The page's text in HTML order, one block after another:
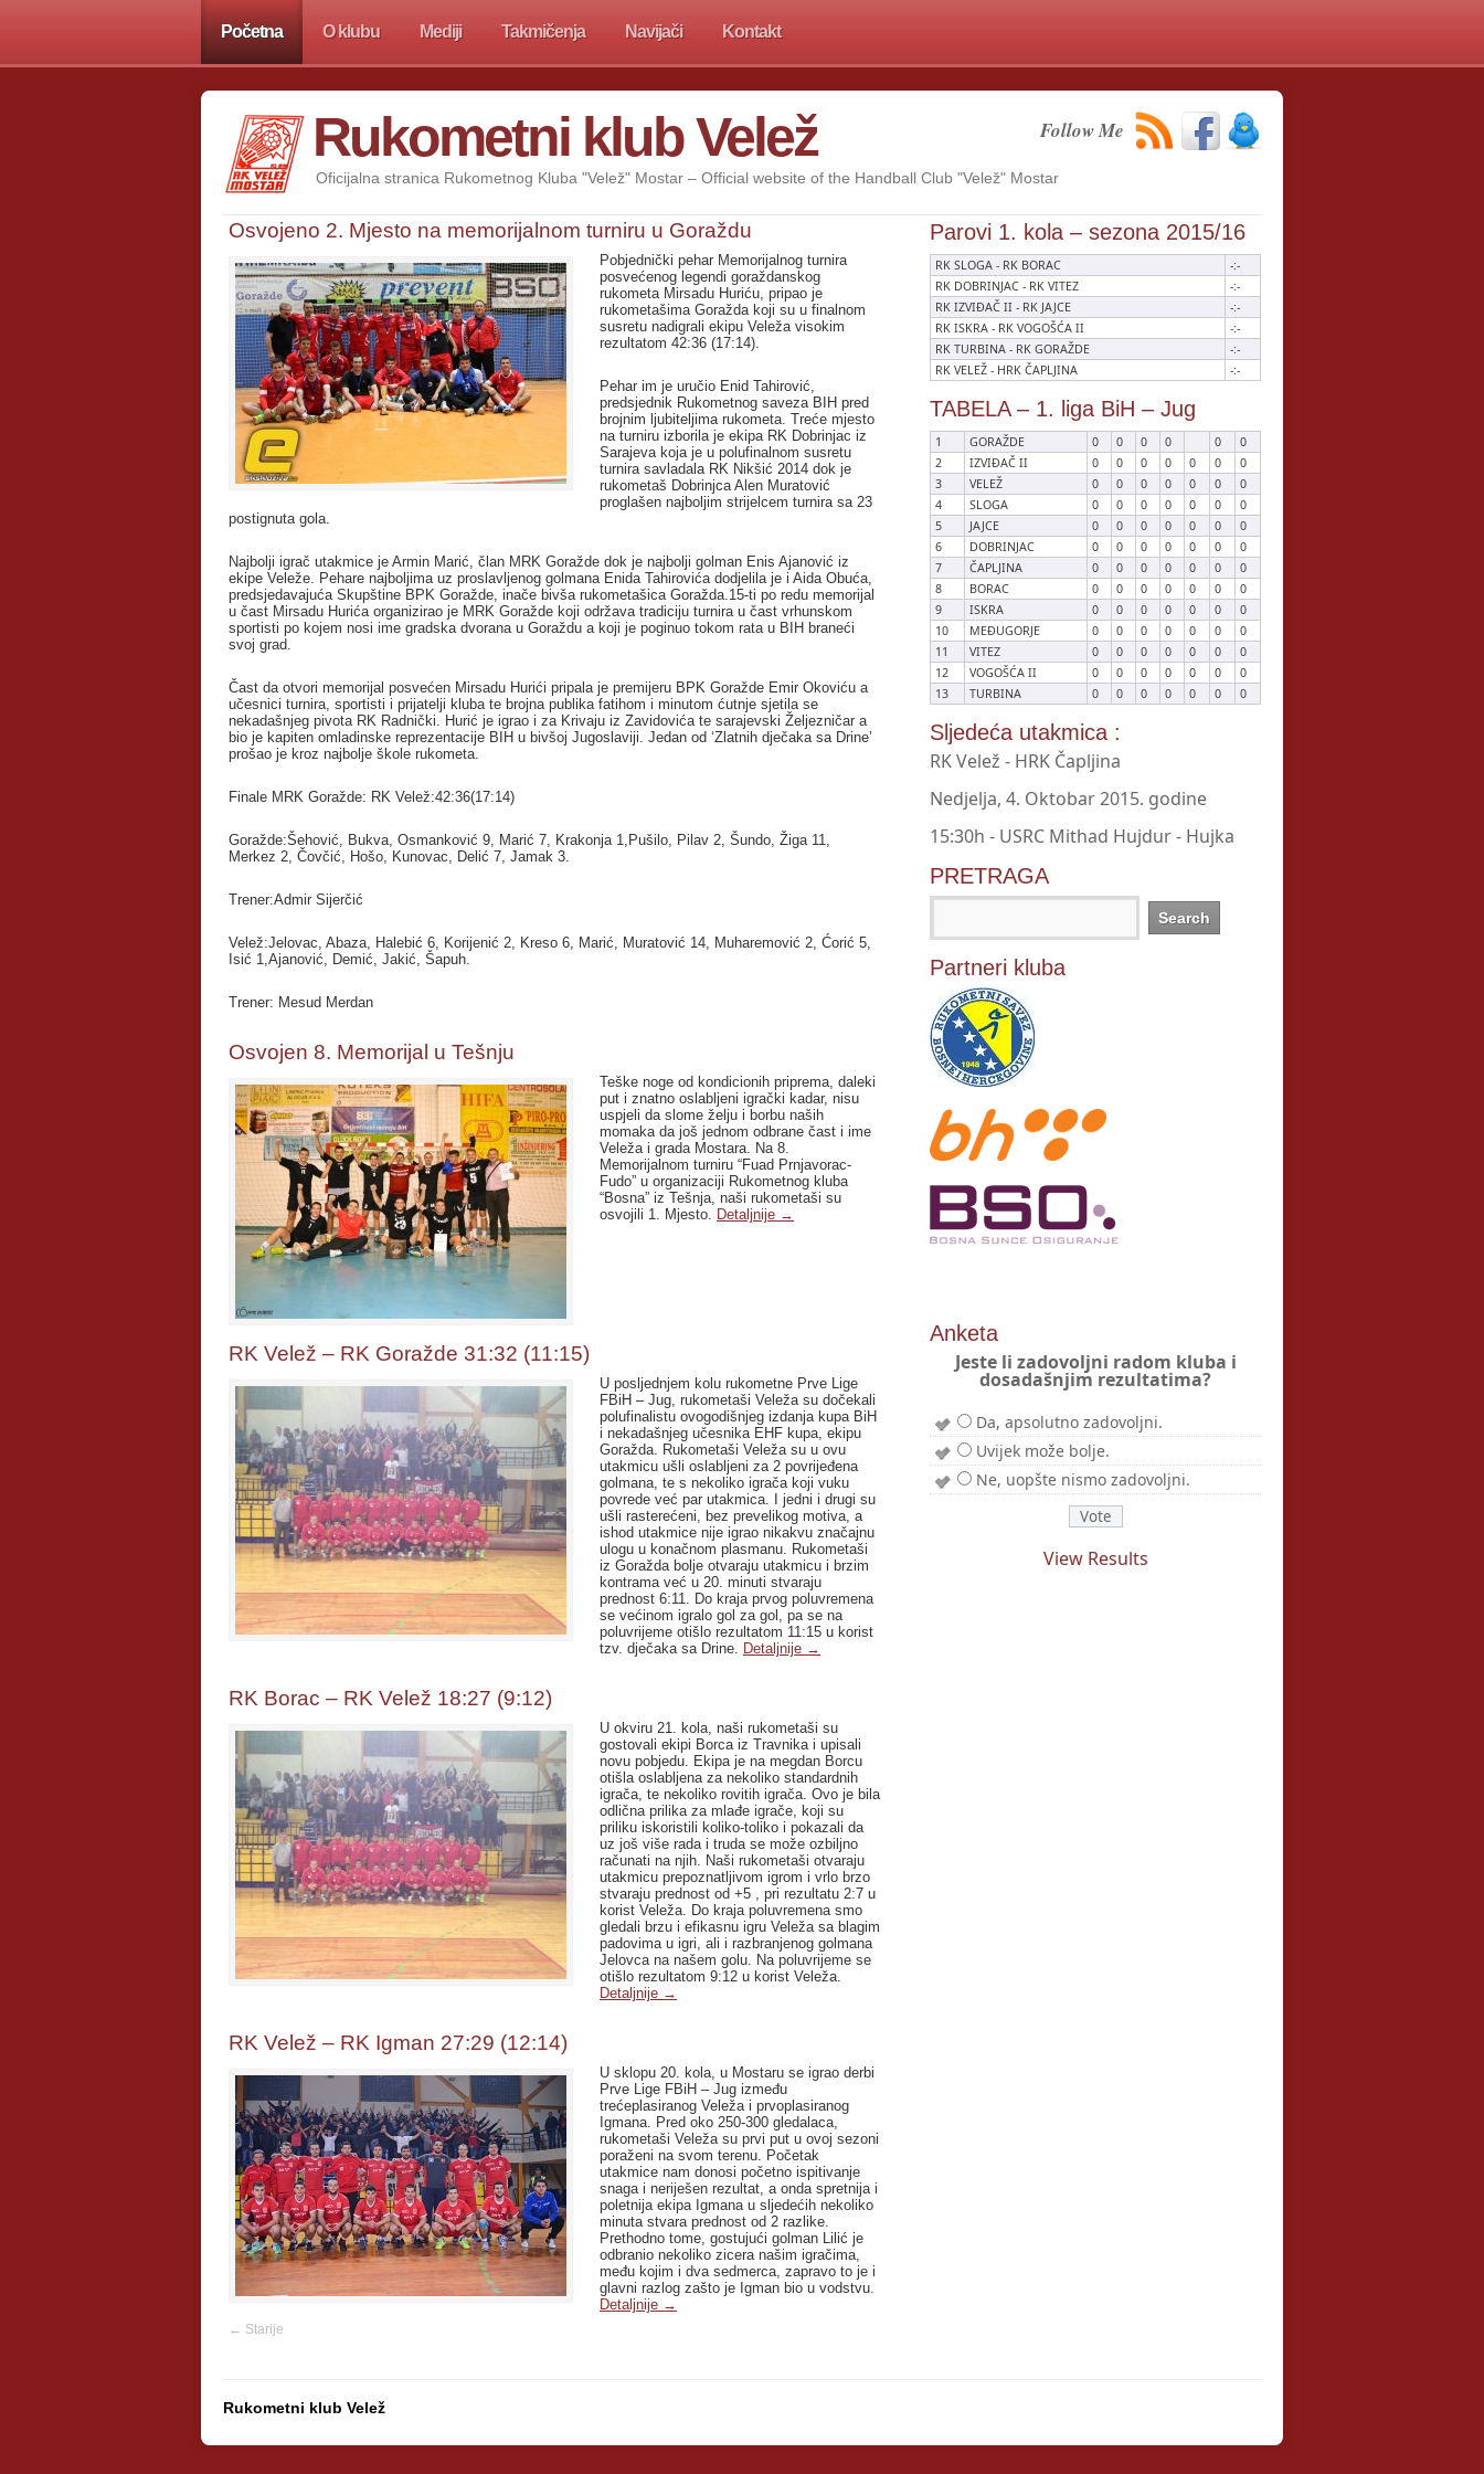
Početna O klubu Mediji Takmičenja Navijači Kontakt
Rukometni klub Velež Follow Me
Oficijalna stranica Rukometnog Kluba "Velež" Mostar – Official website of the Handball Club "Velež" Mostar
Osvojeno 2. Mjesto na memorijalnom turniru u Goraždu
Pobjednički pehar Memorijalnog turnira
posvećenog legendi goraždanskog
rukometa Mirsadu Huriću, pripao je
rukometašima Goražda koji su u finalnom
susretu nadigrali ekipu Veleža visokim
rezultatom 42:36 (17:14).
Pehar im je uručio Enid Tahirović,
predsjednik Rukometnog saveza BIH pred
brojnim ljubiteljima rukometa. Treće mjesto
na turniru izborila je ekipa RK Dobrinjac iz
Sarajeva koja je u polufinalnom susretu
turnira savladala RK Nikšić 2014 dok je
rukometaš Dobrinjca Alen Muratović
proglašen najboljim strijelcem turnira sa 23
postignuta gola.
Najbolji igrač utakmice je Armin Marić, član MRK Goražde dok je najbolji golman Enis Ajanović iz
ekipe Veleže. Pehare najboljima uz proslavljenog golmana Enida Tahirovića dodjelila je i Aida Obuća,
predsjedavajuća Skupštine BPK Goražde, inače bivša rukometašica Goražda.15-ti po redu memorijal
u čast Mirsadu Hurića organizirao je MRK Goražde koji održava tradiciju turnira u čast vrhunskom
sportisti po kojem nosi ime gradska dvorana u Goraždu a koji je poginuo tokom rata u BIH braneći
svoj grad.
Čast da otvori memorijal posvećen Mirsadu Hurići pripala je premijeru BPK Goražde Emir Okoviću a
učesnici turnira, sportisti i prijatelji kluba te brojna publika fatihom i minutom ćutnje sjetila se
nekadašnjeg pivota RK Radnički. Hurić je igrao i za Krivaju iz Zavidovića te sarajevski Željezničar a
bio je kapiten omladinske reprezentacije BIH u bivšoj Jugoslaviji. Jedan od ‘Zlatnih dječaka sa Drine’
prošao je kroz najbolje škole rukometa.
Finale MRK Goražde: RK Velež:42:36(17:14)
Goražde:Šehović, Bukva, Osmanković 9, Marić 7, Krakonja 1,Pušilo, Pilav 2, Šundo, Žiga 11,
Merkez 2, Čovčić, Hošo, Kunovac, Delić 7, Jamak 3.
Trener:Admir Sijerčić
Velež:Jelovac, Abaza, Halebić 6, Korijenić 2, Kreso 6, Marić, Muratović 14, Muharemović 2, Ćorić 5,
Isić 1,Ajanović, Demić, Jakić, Šapuh.
Trener: Mesud Merdan
Osvojen 8. Memorijal u Tešnju
Teške noge od kondicionih priprema, daleki
put i znatno oslabljeni igrački kadar, nisu
uspjeli da slome želju i borbu naših
momaka da još jednom odbrane čast i ime
Veleža i grada Mostara. Na 8.
Memorijalnom turniru “Fuad Prnjavorac-
Fudo” u organizaciji Rukometnog kluba
“Bosna” iz Tešnja, naši rukometaši su
osvojili 1. Mjesto. Detaljnije →
RK Velež – RK Goražde 31:32 (11:15)
U posljednjem kolu rukometne Prve Lige
FBiH – Jug, rukometaši Veleža su dočekali
polufinalistu ovogodišnjeg izdanja kupa BiH
i nekadašnjeg učesnika EHF kupa, ekipu
Goražda. Rukometaši Veleža su u ovu
utakmicu ušli oslabljeni za 2 povrijeđena
golmana, te s nekoliko igrača koji vuku
povrede već par utakmica. I jedni i drugi su
ušli rasterećeni, bez prevelikog motiva, a
ishod utakmice nije igrao nikakvu značajnu
ulogu u konačnom plasmanu. Rukometaši
iz Goražda bolje otvaraju utakmicu i brzim
kontrama već u 20. minuti stvaraju
prednost 6:11. Do kraja prvog poluvremena
se većinom igralo gol za gol, pa se na
poluvrijeme otišlo rezultatom 11:15 u korist
tzv. dječaka sa Drine. Detaljnije →
RK Borac – RK Velež 18:27 (9:12)
U okviru 21. kola, naši rukometaši su
gostovali ekipi Borca iz Travnika i upisali
novu pobjedu. Ekipa je na megdan Borcu
otišla oslabljena za nekoliko standardnih
igrača, te nekoliko rovitih igrača. Ovo je bila
odlična prilika za mlađe igrače, koji su
priliku iskoristili koliko-toliko i pokazali da
uz još više rada i truda se može ozbiljno
računati na njih. Naši rukometaši otvaraju
utakmicu prepoznatljivom igrom i vrlo brzo
stvaraju prednost od +5 , pri rezultatu 2:7 u
korist Veleža. Do kraja poluvremena smo
gledali brzu i efikasnu igru Veleža sa blagim
padovima u igri, ali i razbranjenog golmana
Jelovca na našem golu. Na poluvrijeme se
otišlo rezultatom 9:12 u korist Veleža.
Detaljnije →
RK Velež – RK Igman 27:29 (12:14)
U sklopu 20. kola, u Mostaru se igrao derbi
Prve Lige FBiH – Jug između
trećeplasiranog Veleža i prvoplasiranog
Igmana. Pred oko 250-300 gledalaca,
rukometaši Veleža su prvi put u ovoj sezoni
poraženi na svom terenu. Početak
utakmice nam donosi početno ispitivanje
snaga i neriješen rezultat, a onda spretnija i
poletnija ekipa Igmana u sljedećih nekoliko
minuta stvara prednost od 2 razlike.
Prethodno tome, gostujući golman Lilić je
odbranio nekoliko zicera našim igračima,
među kojim i dva sedmerca, zapravo to je i
glavni razlog zašto je Igman bio u vodstvu.
Detaljnije →
← Starije
Parovi 1. kola – sezona 2015/16
RK SLOGA - RK BORAC
-:-
RK DOBRINJAC - RK VITEZ
-:-
RK IZVIĐAČ II - RK JAJCE
-:-
RK ISKRA - RK VOGOŠĆA II
-:-
RK TURBINA - RK GORAŽDE
-:-
RK VELEŽ - HRK ČAPLJINA
-:-
TABELA – 1. liga BiH – Jug
1 GORAŽDE 0 0 0 0 0
0
2
IZVIĐAČ II 0 0 0 0 0 0
0
3
VELEŽ 0 0 0 0 0 0
0
4
SLOGA 0 0 0 0 0 0
0
5
JAJCE 0 0 0 0 0 0
0
6
DOBRINJAC 0 0 0 0 0 0
0
7
ČAPLJINA 0 0 0 0 0 0
0
8
BORAC 0 0 0 0 0 0
0
9
ISKRA 0 0 0 0 0 0
0
10
MEĐUGORJE 0 0 0 0 0 0
0
11
VITEZ 0 0 0 0 0 0
0
12
VOGOŠĆA II 0 0 0 0 0 0
0
13
TURBINA 0 0 0 0 0 0 0
Sljedeća utakmica :
RK Velež - HRK Čapljina
Nedjelja, 4. Oktobar 2015. godine
15:30h - USRC Mithad Hujdur - Hujka
PRETRAGA
Partneri kluba
Anketa
Jeste li zadovoljni radom kluba i
dosadašnjim rezultatima?
Da, apsolutno zadovoljni.
Uvijek može bolje.
Ne, uopšte nismo zadovoljni.
View Results
Rukometni klub Velež